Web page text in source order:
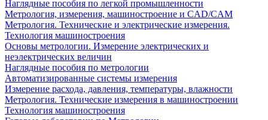
Наглядные пособия по легкой промышленности
Метрология, измерения, машиностроение и CAD/CAM
Метрология. Технические и электрические измерения.
Технология машиностроения
Основы метрологии. Измерение электрических и
неэлектрических величин
Наглядные пособия по метрологии
Автоматизированные системы измерения
Измерение расхода, давления, температуры, влажности
Метрология. Технические измерения в машиностроении
Технология машиностроения